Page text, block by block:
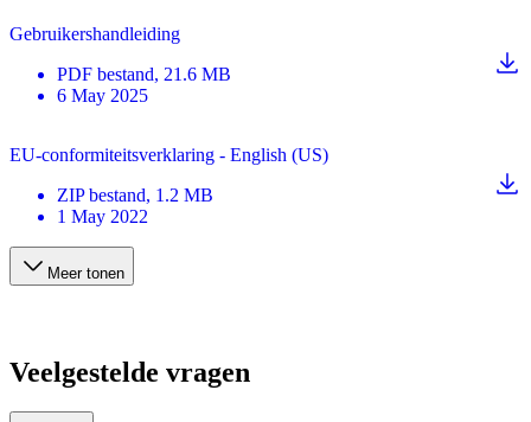
Gebruikershandleiding
PDF bestand, 21.6 MB
6 May 2025
EU-conformiteitsverklaring - English (US)
ZIP bestand, 1.2 MB
1 May 2022
Meer tonen
Veelgestelde vragen